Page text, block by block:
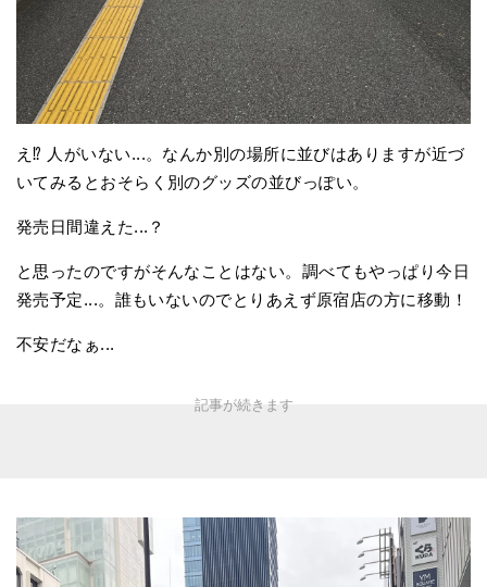
え⁉︎ 人がいない...。なんか別の場所に並びはありますが近づ
いてみるとおそらく別のグッズの並びっぽい。
発売日間違えた...？
と思ったのですがそんなことはない。調べてもやっぱり今日
発売予定...。誰もいないのでとりあえず原宿店の方に移動！
不安だなぁ...